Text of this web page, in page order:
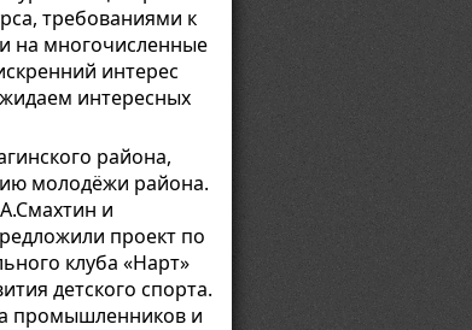
требованиями к
на многочисленные
интерес
интересных
района,
молодёжи района.
и
проект по
клуба «Нарт»
детского спорта.
промышленников и